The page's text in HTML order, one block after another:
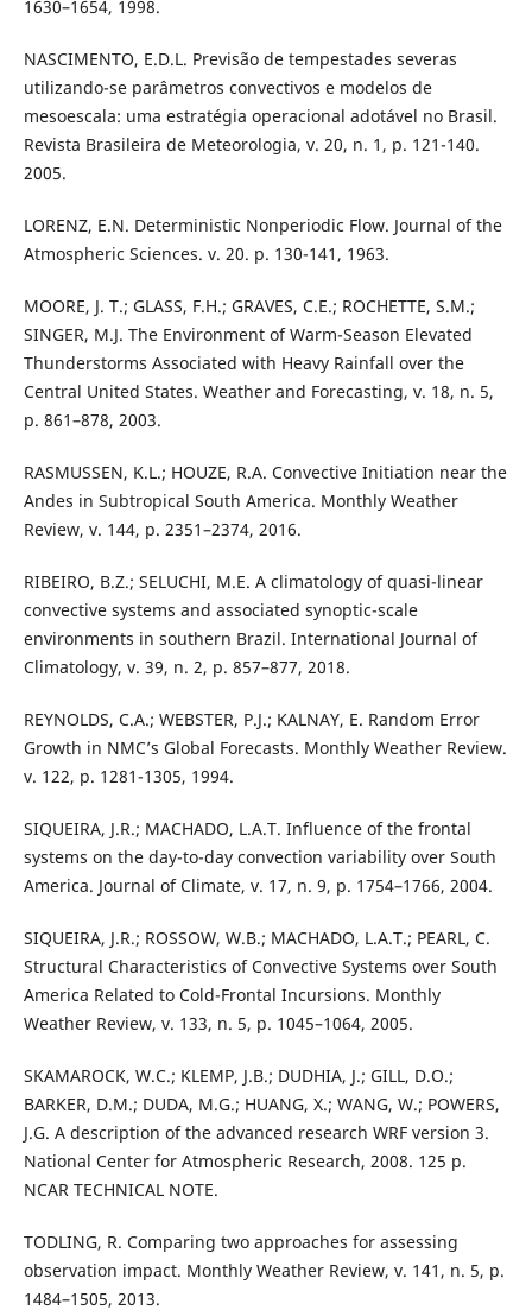
1630–1654, 1998.
NASCIMENTO, E.D.L. Previsão de tempestades severas
utilizando-se parâmetros convectivos e modelos de
mesoescala: uma estratégia operacional adotável no Brasil.
Revista Brasileira de Meteorologia, v. 20, n. 1, p. 121-140.
2005.
LORENZ, E.N. Deterministic Nonperiodic Flow. Journal of the
Atmospheric Sciences. v. 20. p. 130-141, 1963.
MOORE, J. T.; GLASS, F.H.; GRAVES, C.E.; ROCHETTE, S.M.;
SINGER, M.J. The Environment of Warm-Season Elevated
Thunderstorms Associated with Heavy Rainfall over the
Central United States. Weather and Forecasting, v. 18, n. 5,
p. 861–878, 2003.
RASMUSSEN, K.L.; HOUZE, R.A. Convective Initiation near the
Andes in Subtropical South America. Monthly Weather
Review, v. 144, p. 2351–2374, 2016.
RIBEIRO, B.Z.; SELUCHI, M.E. A climatology of quasi-linear
convective systems and associated synoptic-scale
environments in southern Brazil. International Journal of
Climatology, v. 39, n. 2, p. 857–877, 2018.
REYNOLDS, C.A.; WEBSTER, P.J.; KALNAY, E. Random Error
Growth in NMC’s Global Forecasts. Monthly Weather Review.
v. 122, p. 1281-1305, 1994.
SIQUEIRA, J.R.; MACHADO, L.A.T. Influence of the frontal
systems on the day-to-day convection variability over South
America. Journal of Climate, v. 17, n. 9, p. 1754–1766, 2004.
SIQUEIRA, J.R.; ROSSOW, W.B.; MACHADO, L.A.T.; PEARL, C.
Structural Characteristics of Convective Systems over South
America Related to Cold-Frontal Incursions. Monthly
Weather Review, v. 133, n. 5, p. 1045–1064, 2005.
SKAMAROCK, W.C.; KLEMP, J.B.; DUDHIA, J.; GILL, D.O.;
BARKER, D.M.; DUDA, M.G.; HUANG, X.; WANG, W.; POWERS,
J.G. A description of the advanced research WRF version 3.
National Center for Atmospheric Research, 2008. 125 p.
NCAR TECHNICAL NOTE.
TODLING, R. Comparing two approaches for assessing
observation impact. Monthly Weather Review, v. 141, n. 5, p.
1484–1505, 2013.